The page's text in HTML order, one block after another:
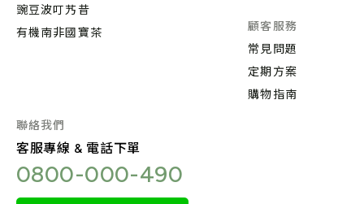
豌豆波叮艿昔
有機南非國寶茶
顧客服務
常見問題
定期方案
購物指南
聯絡我們
客服專線 & 電話下單
0800-000-490